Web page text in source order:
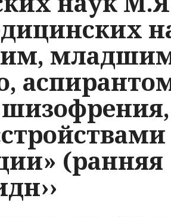
шизофрения,
(ранняя